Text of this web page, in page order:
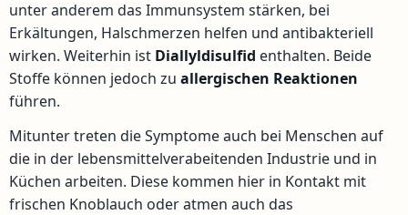
unter anderem das Immunsystem stärken, bei
Erkältungen, Halschmerzen helfen und antibakteriell
wirken. Weiterhin ist Diallyldisulfid enthalten. Beide
Stoffe können jedoch zu allergischen Reaktionen
führen.
Mitunter treten die Symptome auch bei Menschen auf
die in der lebensmittelverabeitenden Industrie und in
Küchen arbeiten. Diese kommen hier in Kontakt mit
frischen Knoblauch oder atmen auch das